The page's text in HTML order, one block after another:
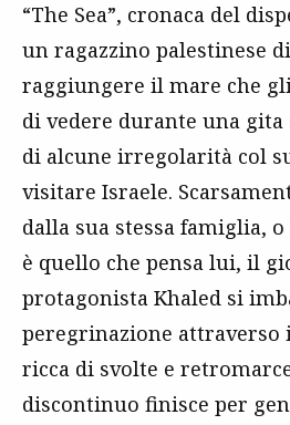
“The Sea”, cronaca del
un ragazzino palestinese
raggiungere il mare che
di vedere durante una gita
di alcune irregolarità col
visitare Israele.
dalla sua stessa famiglia,
è quello che pensa lui, il
protagonista Khaled si
peregrinazione attraverso
ricca di svolte e
discontinuo finisce per